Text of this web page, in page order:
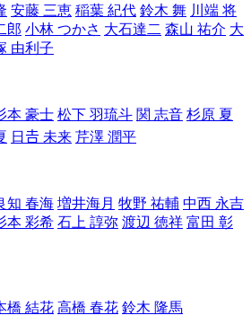
安藤 三恵 稲葉 紀代 鈴木 舞 川端 将
郎 小林 つかさ 大石達二 森山 祐介 大
由利子
本 豪士 松下 羽琉斗 関 志音 杉原 夏
日𠮷 未来 芹澤 潤平
知 春海 増井海月 牧野 祐輔 中西 永吉
本 彩希 石上 諄弥 渡辺 徳祥 富田 彰
橋 結花 高橋 春花 鈴木 隆馬